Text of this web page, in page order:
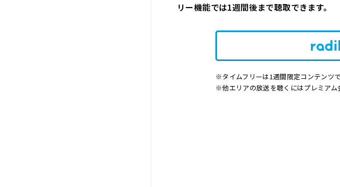
リー機能では1週間後まで聴取できます。
※タイムフリーは1週間限定コンテンツで
※他エリアの放送を聴くにはプレミアム